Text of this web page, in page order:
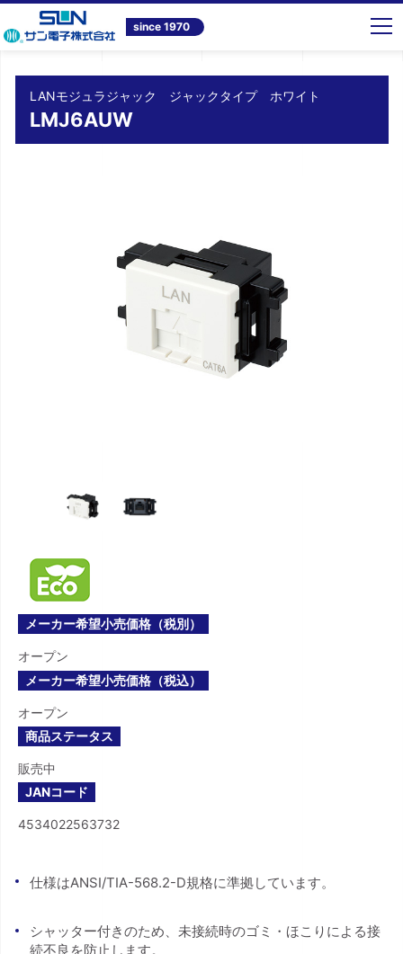
since 1970
トップ 商品情報 情報通信システム機器 LANモジュラジャック ジャックタイプ ホワイト LMJ6AUW
LANモジュラジャック ジャックタイプ ホワイト
LMJ6AUW
メーカー希望小売価格（税別）
オープン
メーカー希望小売価格（税込）
オープン
商品ステータス
販売中
JANコード
4534022563732
仕様はANSI/TIA-568.2-D規格に準拠しています。
シャッター付きのため、未接続時のゴミ・ほこりによる接
続不良を防止します。